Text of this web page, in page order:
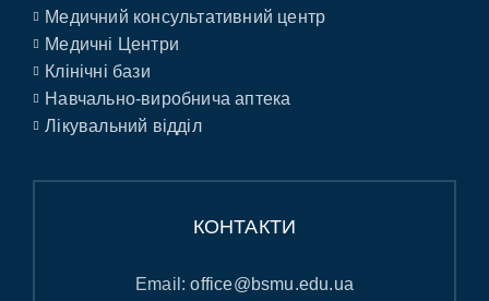
Медичний консультативний центр
Медичні Центри
Клінічні бази
Навчально-виробнича аптека
Лікувальний відділ
КОНТАКТИ
Email:office@bsmu.edu.ua